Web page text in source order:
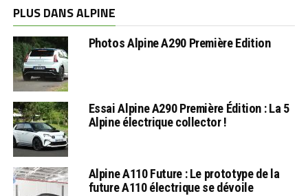
PLUS DANS ALPINE
Photos Alpine A290 Première Edition
Essai Alpine A290 Première Édition : La 5
Alpine électrique collector !
Alpine A110 Future : Le prototype de la
future A110 électrique se dévoile